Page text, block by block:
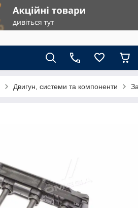
Двигун, системи та компоненти